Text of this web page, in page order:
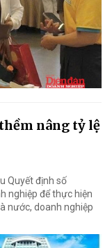
nâng tỷ lệ
Quyết định số
nghiệp để thực hiện
nước, doanh nghiệp